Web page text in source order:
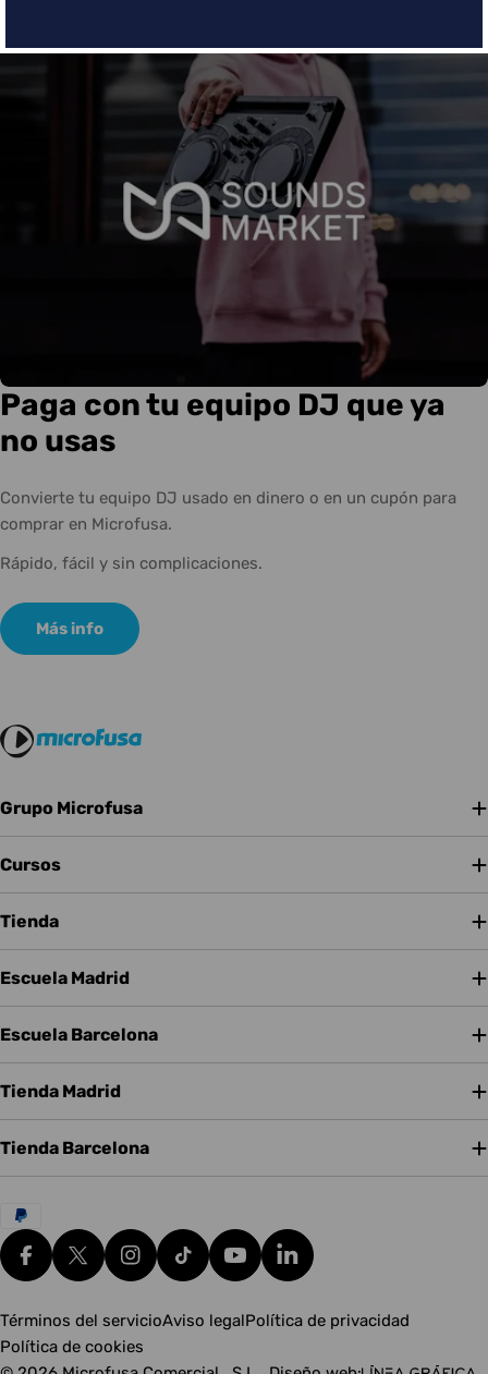
Paga con tu equipo DJ que ya
no usas
Convierte tu equipo DJ usado en dinero o en un cupón para
comprar en Microfusa.
Rápido, fácil y sin complicaciones.
Más info
Grupo Microfusa
Cursos
Tienda
Escuela Madrid
Escuela Barcelona
Tienda Madrid
Tienda Barcelona
Métodos
de
pagoFacebookX (Twitter)Instagram
tiktok YouTubeTranslation missing:
Términos del servicioAviso legalPolítica de privacidad
Política de cookies